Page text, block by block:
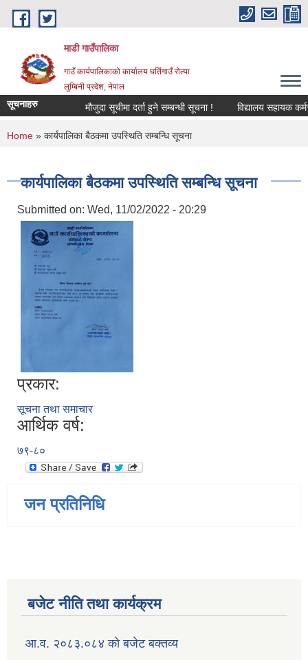
Skip to main content
माडी गाउँपालिका
गाउँ कार्यपालिकाको कार्यालय घर्तिगाउँ रोल्पा
लुम्बिनी प्रदेश, नेपाल
सूचनाहरु मौजुदा सूचीमा दर्ता हुने सम्बन्धी सूचना ! विद्यालय सहायक
You are here
Home » कार्यपालिका बैठकमा उपस्थिति सम्बन्धि सूचना
कार्यपालिका बैठकमा उपस्थिति सम्बन्धि सूचना
Submitted on: Wed, 11/02/2022 - 20:29
प्रकार:
सूचना तथा समाचार
आर्थिक वर्ष:
७९-८०
जन प्रतिनिधि
बजेट नीति तथा कार्यक्रम
आ.व. २०८३.०८४ को बजेट बक्तव्य